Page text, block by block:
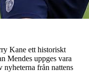
Kane ett historiskt
Mendes uppges vara
från nattens